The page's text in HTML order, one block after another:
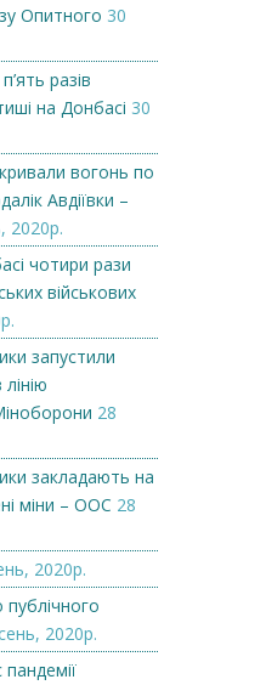
Опитного 30
разів
на Донбасі 30
вогонь по
Авдіївки –
2020р.
чотири рази
військових
запустили
28
закладають на
міни – ООС 28
2020р.
публічного
2020р.
пандемії